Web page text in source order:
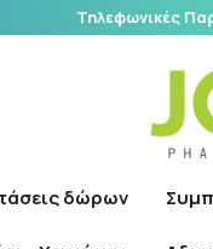
Τηλεφωνικές
δώρων